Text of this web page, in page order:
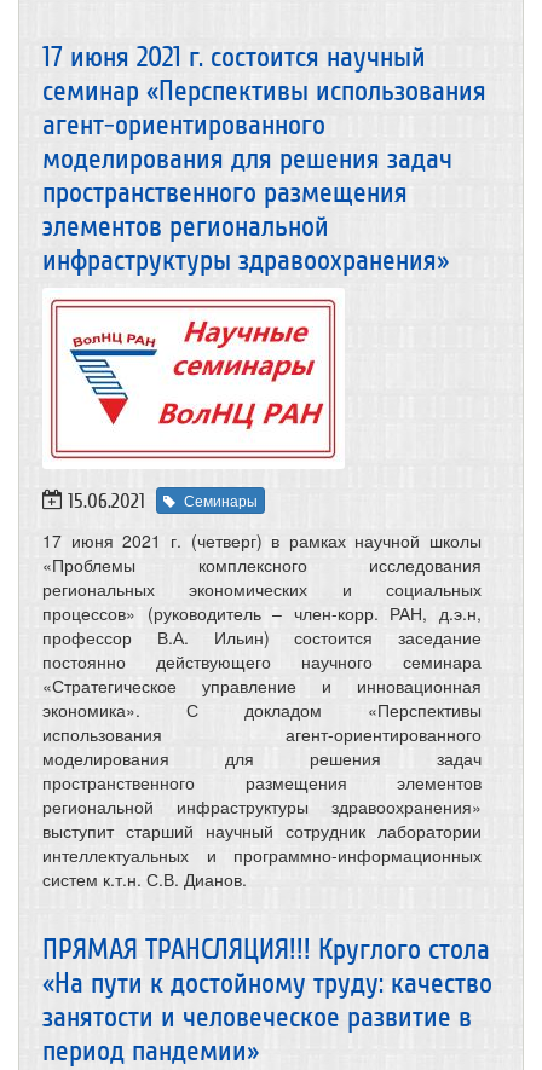
17 июня 2021 г. состоится научный
семинар «Перспективы использования
агент-ориентированного
моделирования для решения задач
пространственного размещения
элементов региональной
инфраструктуры здравоохранения»
15.06.2021 Семинары
17 июня 2021 г. (четверг) в рамках научной школы
«Проблемы комплексного исследования
региональных экономических и социальных
процессов» (руководитель – член-корр. РАН, д.э.н,
профессор В.А. Ильин) состоится заседание
постоянно действующего научного семинара
«Стратегическое управление и инновационная
экономика». С докладом «Перспективы
использования агент-ориентированного
моделирования для решения задач
пространственного размещения элементов
региональной инфраструктуры здравоохранения»
выступит старший научный сотрудник лаборатории
интеллектуальных и программно-информационных
систем к.т.н. С.В. Дианов.
ПРЯМАЯ ТРАНСЛЯЦИЯ!!! Круглого стола
«На пути к достойному труду: качество
занятости и человеческое развитие в
период пандемии»